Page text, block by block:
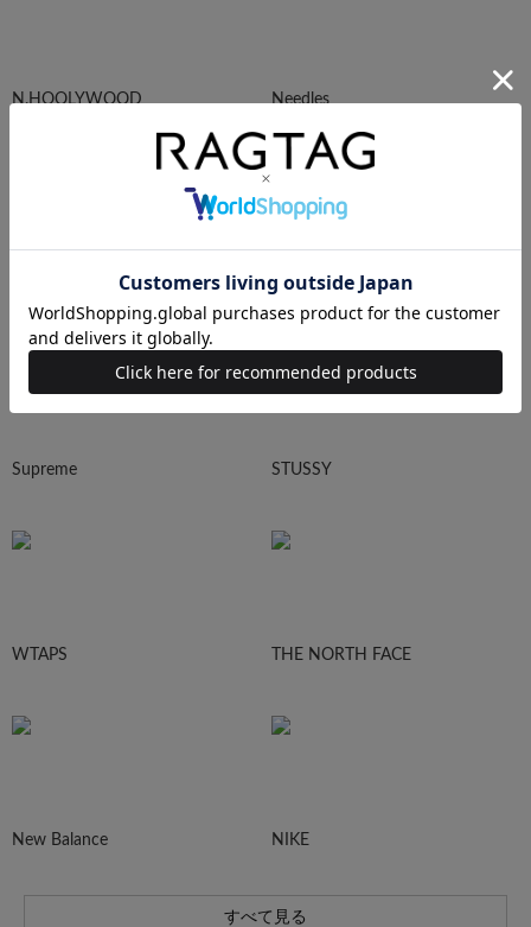
N.HOOLYWOOD Needles
HUMAN MADE
Supreme STUSSY
WTAPS THE NORTH FACE
New Balance NIKE
すべて見る